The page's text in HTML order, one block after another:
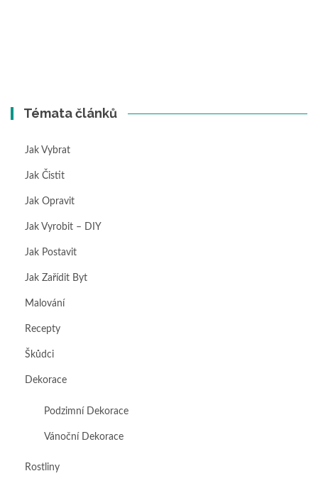
Témata článků
Jak Vybrat
Jak Čistit
Jak Opravit
Jak Vyrobit – DIY
Jak Postavit
Jak Zařídit Byt
Malování
Recepty
Škůdci
Dekorace
Podzimní Dekorace
Vánoční Dekorace
Rostliny